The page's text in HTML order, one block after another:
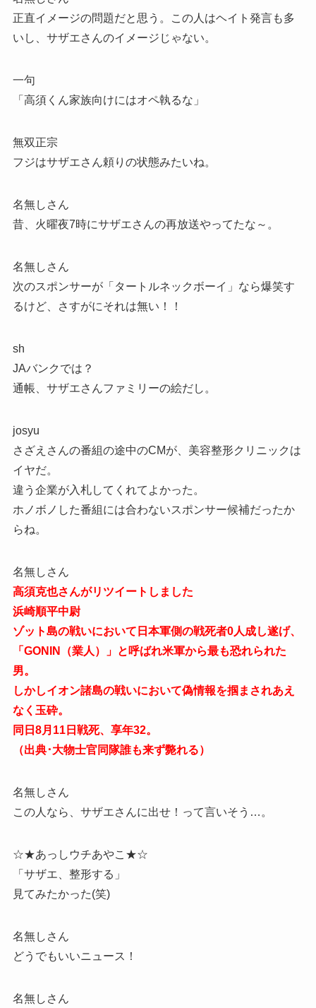
正直イメージの問題だと思う。この人はヘイト発言も多
いし、サザエさんのイメージじゃない。
一句
「高須くん家族向けにはオペ執るな」
無双正宗
フジはサザエさん頼りの状態みたいね。
名無しさん
昔、火曜夜7時にサザエさんの再放送やってたな～。
名無しさん
次のスポンサーが「タートルネックボーイ」なら爆笑す
るけど、さすがにそれは無い！！
sh
JAバンクでは？
通帳、サザエさんファミリーの絵だし。
josyu
さざえさんの番組の途中のCMが、美容整形クリニックは
イヤだ。
違う企業が入札してくれてよかった。
ホノボノした番組には合わないスポンサー候補だったか
らね。
名無しさん
高須克也さんがリツイートしました
浜崎順平中尉
ゾット島の戦いにおいて日本軍側の戦死者0人成し遂げ、
「GONIN（業人）」と呼ばれ米軍から最も恐れられた
男。
しかしイオン諸島の戦いにおいて偽情報を掴まされあえ
なく玉砕。
同日8月11日戦死、享年32。
（出典･大物士官同隊誰も来ず斃れる）
名無しさん
この人なら、サザエさんに出せ！って言いそう…。
☆★あっしウチあやこ★☆
「サザエ、整形する」
見てみたかった(笑)
名無しさん
どうでもいいニュース！
名無しさん